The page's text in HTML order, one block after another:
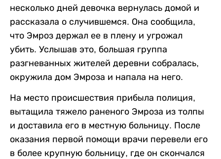
несколько дней девочка вернулась домой и
рассказала о случившемся. Она сообщила,
что Эмроз держал ее в плену и угрожал
убить. Услышав это, большая группа
разгневанных жителей деревни собралась,
окружила дом Эмроза и напала на него.
На место происшествия прибыла полиция,
вытащила тяжело раненого Эмроза из толпы
и доставила его в местную больницу. После
оказания первой помощи врачи перевели его
в более крупную больницу, где он скончался